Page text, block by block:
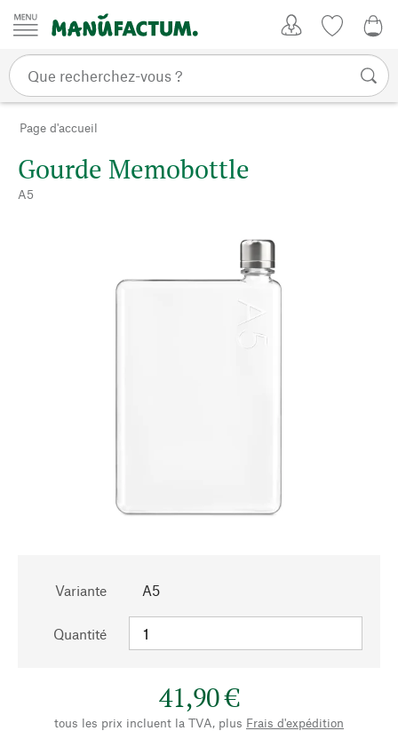
Passer au contenu
Page d'accueil
Gourde Memobottle
A5
Variante A5
Quantité
41,90 €
tous les prix incluent la TVA, plus Frais d'expédition